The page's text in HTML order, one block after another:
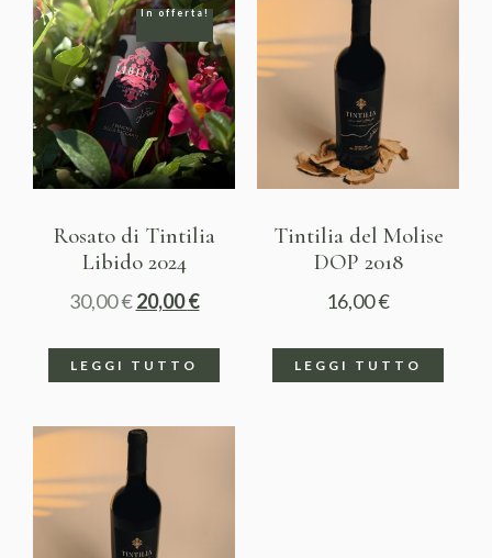
In offerta!
Rosato di Tintilia
Libido 2024
30,00€ 20,00€
LEGGI TUTTO
Tintilia del Molise
DOP 2018
16,00€
LEGGI TUTTO